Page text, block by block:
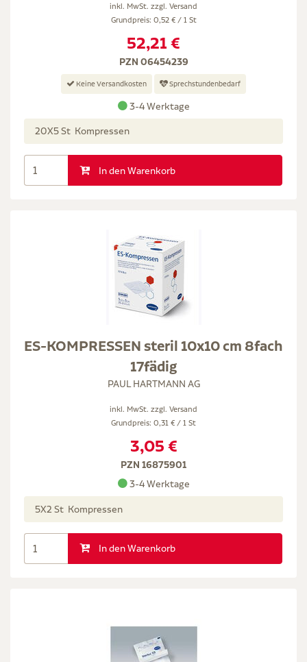
inkl. MwSt. zzgl. Versand
Grundpreis: 0,52 € / 1 St
52,21 €
PZN 06454239
Keine Versandkosten Sprechstundenbedarf
3-4 Werktage
20X5 St Kompressen
In den Warenkorb
ES-KOMPRESSEN steril 10x10 cm 8fach
17fädig
PAUL HARTMANN AG
inkl. MwSt. zzgl. Versand
Grundpreis: 0,31 € / 1 St
3,05 €
PZN 16875901
3-4 Werktage
5X2 St Kompressen
In den Warenkorb